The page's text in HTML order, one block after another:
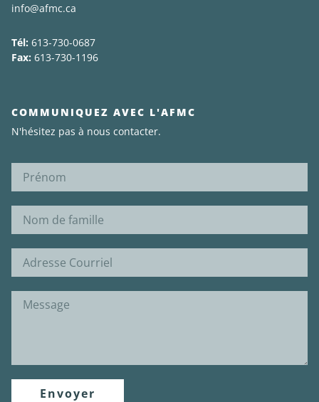
info@afmc.ca
Tél: 613-730-0687
Fax: 613-730-1196
COMMUNIQUEZ AVEC L'AFMC
N'hésitez pas à nous contacter.
Envoyer